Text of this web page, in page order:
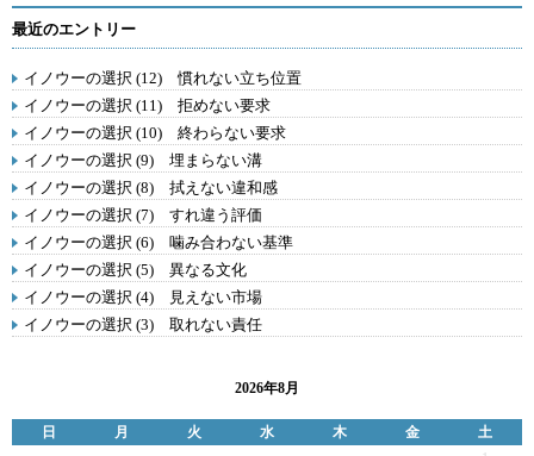
最近のエントリー
イノウーの選択 (12) 慣れない立ち位置
イノウーの選択 (11) 拒めない要求
イノウーの選択 (10) 終わらない要求
イノウーの選択 (9) 埋まらない溝
イノウーの選択 (8) 拭えない違和感
イノウーの選択 (7) すれ違う評価
イノウーの選択 (6) 噛み合わない基準
イノウーの選択 (5) 異なる文化
イノウーの選択 (4) 見えない市場
イノウーの選択 (3) 取れない責任
2026年8月
日 月 火 水 木 金
土